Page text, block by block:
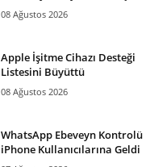
08 Ağustos 2026
Apple İşitme Cihazı Desteği
Listesini Büyüttü
08 Ağustos 2026
WhatsApp Ebeveyn Kontrolü
iPhone Kullanıcılarına Geldi